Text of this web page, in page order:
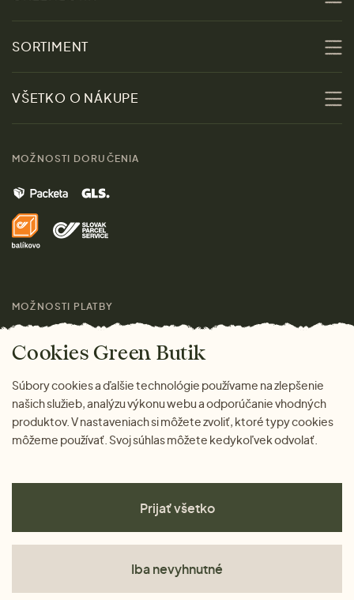
Udržateľnosť
Kontakt
Značky
Pre médiá
SORTIMENT
Zľavy
Ženy
Muži
Domov
Darčeky
VŠETKO O NÁKUPE
Doprava a platba
MOŽNOSTI DORUČENIA
MOŽNOSTI PLATBY
Cookies Green Butik
Súbory cookies a ďalšie technológie používame na zlepšenie
našich služieb, analýzu výkonu webu a odporúčanie vhodných
produktov. V nastaveniach si môžete zvoliť, ktoré typy cookies
môžeme používať. Svoj súhlas môžete kedykoľvek odvolať.
Prijať všetko
Iba nevyhnutné